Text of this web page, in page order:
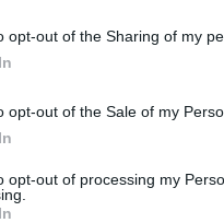
opt-out of the Sharing of my
opt-out of the Sale of my
opt-out of processing my
προκειμένου να
των ανθρωπίνων
ο οποίο